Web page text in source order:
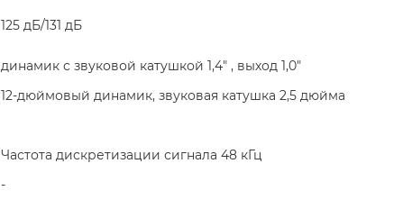
125 дБ/131 дБ
динамик с звуковой катушкой 1,4″ , выход 1,0″
12-дюймовый динамик, звуковая катушка 2,5 дюйма
Частота дискретизации сигнала 48 кГц
-